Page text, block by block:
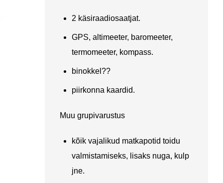
2 käsiraadiosaatjat.
GPS, altimeeter, baromeeter,
termomeeter, kompass.
binokkel??
piirkonna kaardid.
Muu grupivarustus
kõik vajalikud matkapotid toidu
valmistamiseks, lisaks nuga, kulp
jne.